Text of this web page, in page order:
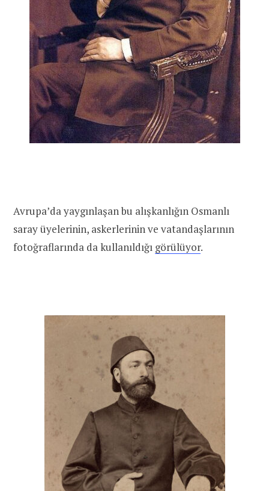
Avrupa’da yaygınlaşan bu alışkanlığın Osmanlı
saray üyelerinin, askerlerinin ve vatandaşlarının
fotoğraflarında da kullanıldığı görülüyor.